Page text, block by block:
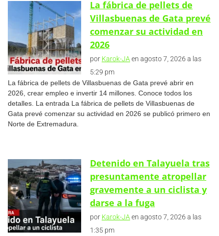
La fábrica de pellets de
Villasbuenas de Gata prevé
comenzar su actividad en
2026
por Karok-JA en agosto 7, 2026 a las
5:29 pm
La fábrica de pellets de Villasbuenas de Gata prevé abrir en
2026, crear empleo e invertir 14 millones. Conoce todos los
detalles. La entrada La fábrica de pellets de Villasbuenas de
Gata prevé comenzar su actividad en 2026 se publicó primero en
Norte de Extremadura.
Detenido en Talayuela tras
presuntamente atropellar
gravemente a un ciclista y
darse a la fuga
por Karok-JA en agosto 7, 2026 a las
1:35 pm